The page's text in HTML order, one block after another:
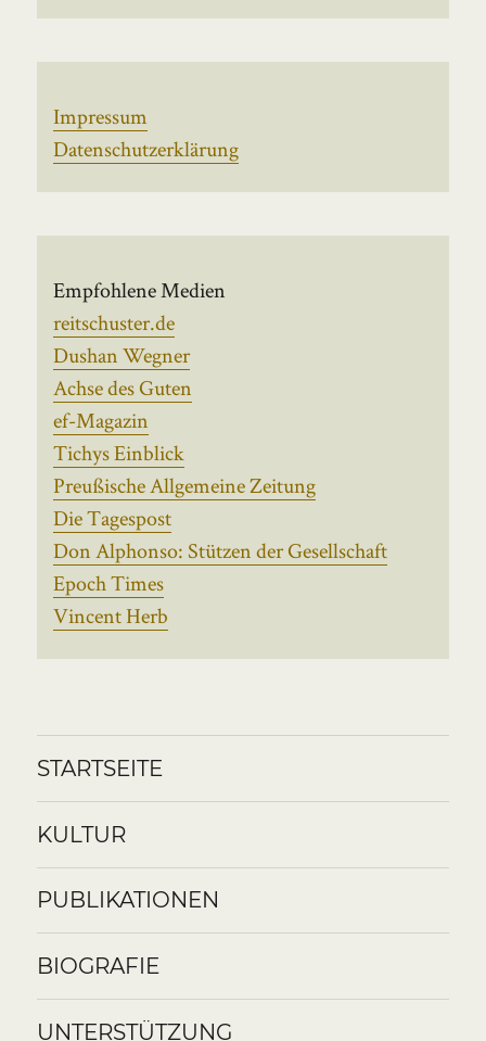
Impressum
Datenschutzerklärung
Empfohlene Medien
reitschuster.de
Dushan Wegner
Achse des Guten
ef-Magazin
Tichys Einblick
Preußische Allgemeine Zeitung
Die Tagespost
Don Alphonso: Stützen der Gesellschaft
Epoch Times
Vincent Herb
STARTSEITE
KULTUR
PUBLIKATIONEN
BIOGRAFIE
UNTERSTÜTZUNG